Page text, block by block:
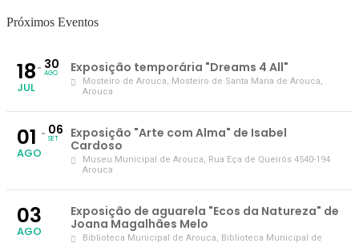
Próximos Eventos
18
JUL
30
AGO Exposição temporária "Dreams 4 All"
Mosteiro de Arouca, Mosteiro de Santa Maria de Arouca,
Arouca
01
AGO
06
SET
Exposição "Arte com Alma" de Isabel
Cardoso
Museu Municipal de Arouca, Rua Eça de Queirós 4540-194
Arouca
03
AGO
Exposição de aguarela "Ecos da Natureza" de
Joana Magalhães Melo
Biblioteca Municipal de Arouca, Biblioteca Municipal de